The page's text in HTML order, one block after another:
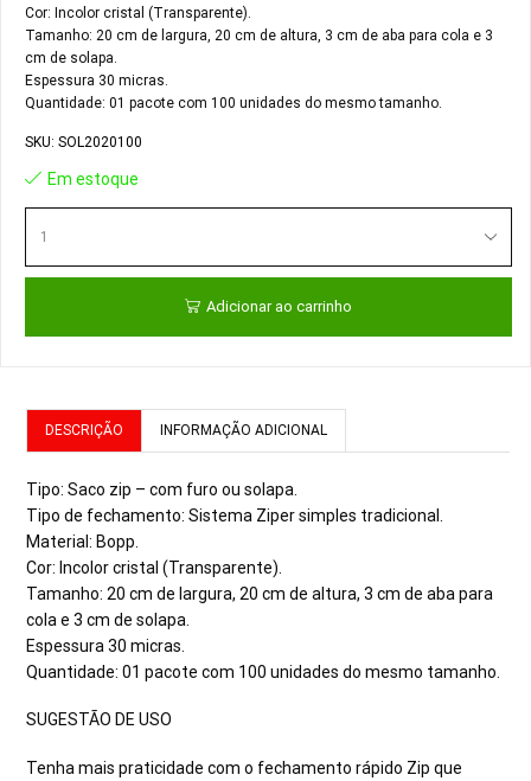
Cor: Incolor cristal (Transparente).
Tamanho: 20 cm de largura, 20 cm de altura, 3 cm de aba para cola e 3
cm de solapa.
Espessura 30 micras.
Quantidade: 01 pacote com 100 unidades do mesmo tamanho.
SKU: SOL2020100
Em estoque
Adicionar ao carrinho
DESCRIÇÃO INFORMAÇÃO ADICIONAL
Tipo: Saco zip – com furo ou solapa.
Tipo de fechamento: Sistema Ziper simples tradicional.
Material: Bopp.
Cor: Incolor cristal (Transparente).
Tamanho: 20 cm de largura, 20 cm de altura, 3 cm de aba para
cola e 3 cm de solapa.
Espessura 30 micras.
Quantidade: 01 pacote com 100 unidades do mesmo tamanho.
SUGESTÃO DE USO
Tenha mais praticidade com o fechamento rápido Zip que